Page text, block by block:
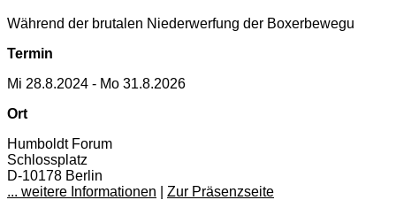
Während der brutalen Niederwerfung der Boxerbewegu
Termin
Mi 28.8.2024 - Mo 31.8.2026
Ort
Humboldt Forum
Schlossplatz
D-10178 Berlin
... weitere Informationen
Zur Präsenzseite